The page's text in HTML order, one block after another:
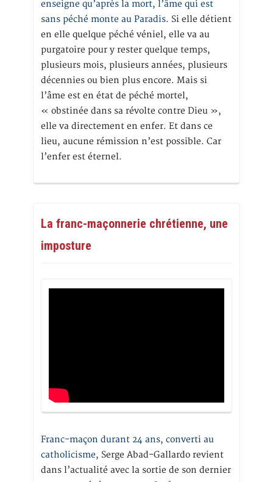
enseigne qu’après la mort, l’âme qui est
sans péché monte au Paradis. Si elle détient
en elle quelque péché véniel, elle va au
purgatoire pour y rester quelque temps,
plusieurs mois, plusieurs années, plusieurs
décennies ou bien plus encore. Mais si
l’âme est en état de péché mortel,
« obstinée dans sa révolte contre Dieu »,
elle va directement en enfer. Et dans ce
lieu, aucune rémission n’est possible. Car
l’enfer est éternel.
La franc-maçonnerie chrétienne, une
imposture
Franc-maçon durant 24 ans, converti au
catholicisme, Serge Abad-Gallardo revient
dans l’actualité avec la sortie de son dernier